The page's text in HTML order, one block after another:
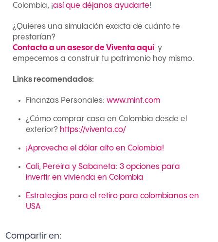
Colombia, ¡así que déjanos ayudarte!
¿Quieres una simulación exacta de cuánto te
prestarían?
Contacta a un asesor de Viventa aquí y
empecemos a construir tu patrimonio hoy mismo.
Links recomendados:
Finanzas Personales: www.mint.com
¿Cómo comprar casa en Colombia desde el
exterior? https://viventa.co/
¡Aprovecha el dólar alto en Colombia!
Cali, Pereira y Sabaneta: 3 opciones para
invertir en vivienda en Colombia
Estrategias para el retiro para colombianos en
USA
Compartir en: